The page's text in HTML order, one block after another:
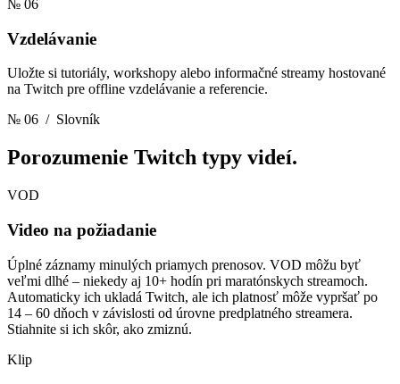
№ 06
Vzdelávanie
Uložte si tutoriály, workshopy alebo informačné streamy hostované
na Twitch pre offline vzdelávanie a referencie.
№ 06 / Slovník
Porozumenie Twitch typy videí.
VOD
Video na požiadanie
Úplné záznamy minulých priamych prenosov. VOD môžu byť
veľmi dlhé – niekedy aj 10+ hodín pri maratónskych streamoch.
Automaticky ich ukladá Twitch, ale ich platnosť môže vypršať po
14 – 60 dňoch v závislosti od úrovne predplatného streamera.
Stiahnite si ich skôr, ako zmiznú.
Klip